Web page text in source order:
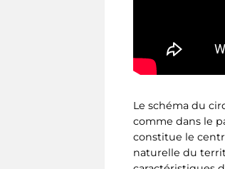
Le schéma du
comme dans le
constitue le
naturelle du